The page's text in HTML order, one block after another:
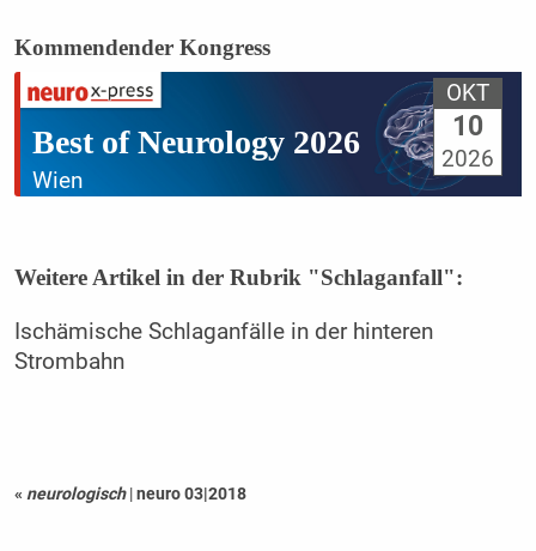
Kommendender Kongress
Best of Neurology 2026
Wien
OKT
10
2026
Weitere Artikel in der Rubrik "Schlaganfall":
Ischämische Schlaganfälle in der hinteren
Strombahn
« neurologisch |neuro 03|2018